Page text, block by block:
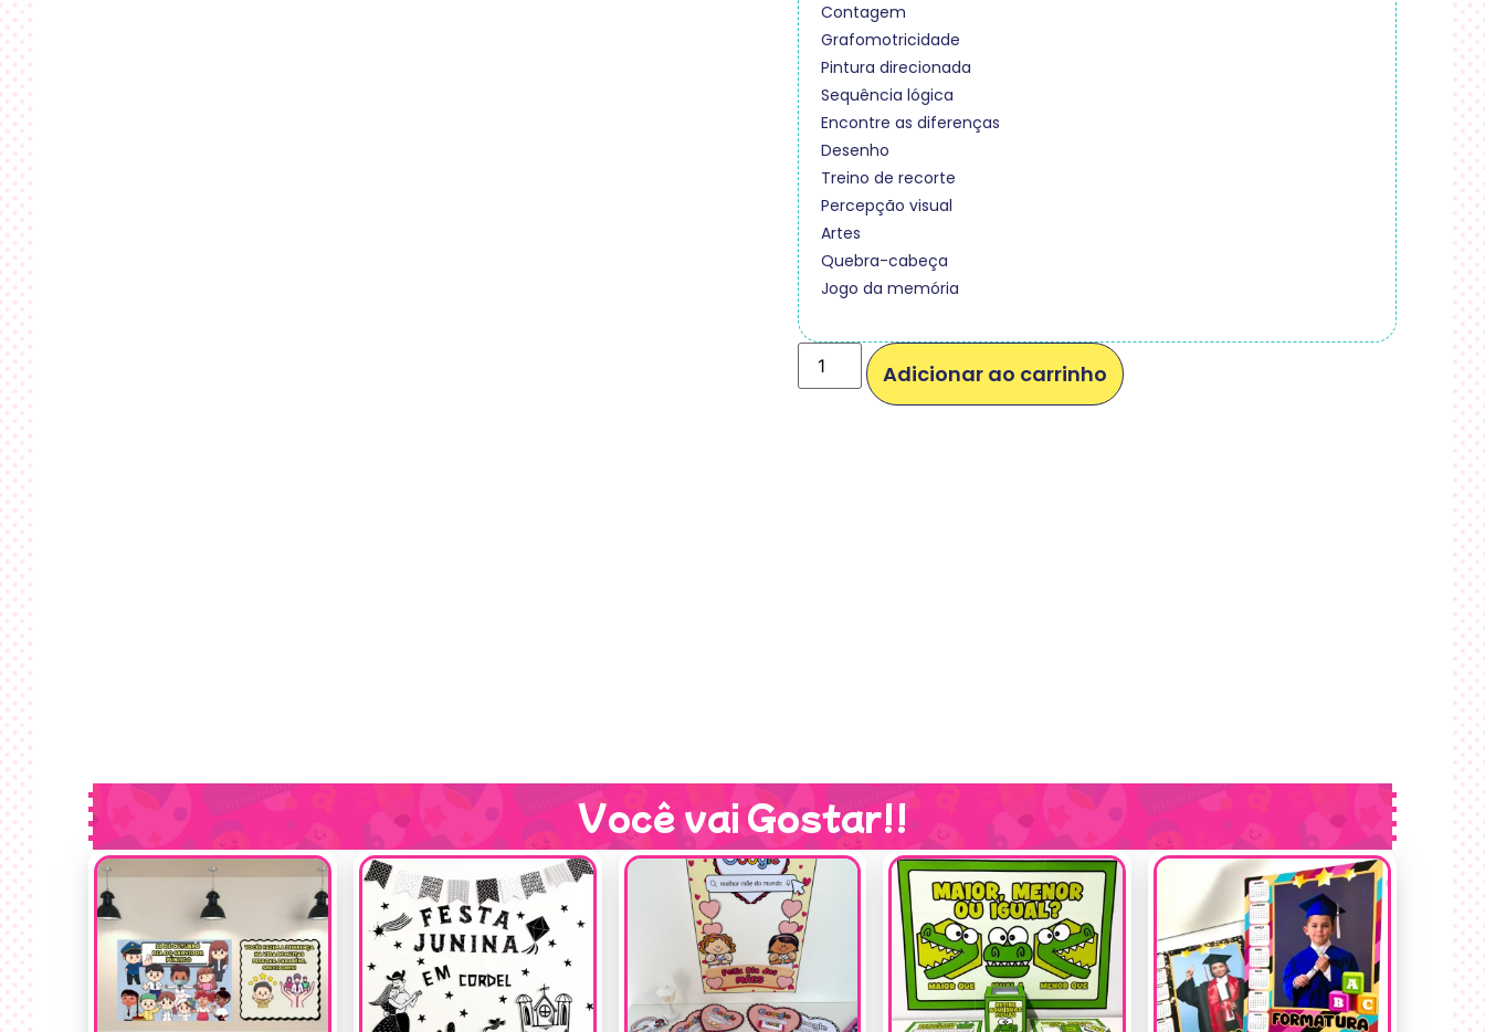
Contagem
Grafomotricidade
Pintura direcionada
Sequência lógica
Encontre as diferenças
Desenho
Treino de recorte
Percepção visual
Artes
Quebra-cabeça
Jogo da memória
Adicionar ao carrinho
Você vai Gostar!!